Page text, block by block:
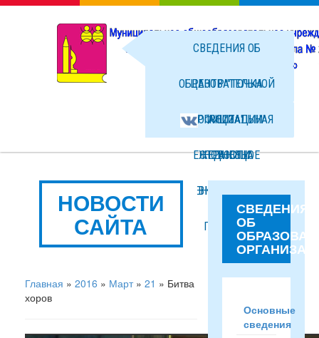
СВЕДЕНИЯ ОБ
ОБРАЗОВАТЕЛЬНОЙ
ОРГАНИЗАЦИИ
НОВОСТИ
ФАЙЛЫ
ЦЕНТР "ТОЧКА
РОСТА"
ЕЖЕДНЕВНОЕ
МЕНЮ ГОРЯЧЕГО
ПИТАНИЯ
ОФИЦИАЛЬНАЯ
СТРАНИЦА
ВКОНТАКТЕ
НОВОСТИ
САЙТА
Главная » 2016 » Март » 21 » Битва
хоров
СВЕДЕНИЯ
ОБ
Основные
сведения